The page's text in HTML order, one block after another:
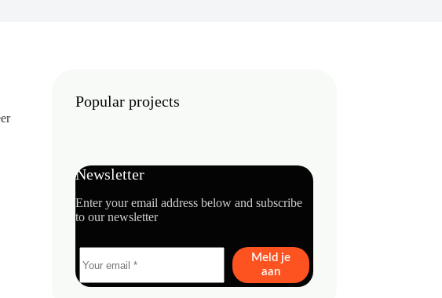
Popular projects
Newsletter
Enter your email address below and subscribe
to our newsletter
Meld je
aan